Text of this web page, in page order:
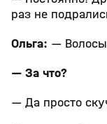
раз не
Ольга: —
— За что?
— Да просто